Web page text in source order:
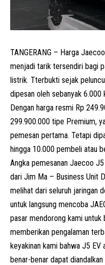
TANGERANG – Harga
menjadi tarik tersendiri bagi
listrik. Tterbukti sejak
dipesan oleh sebanyak 6.000
Dengan harga resmi Rp
299.900.000 tipe Premium,
pemesan pertama. Tetapi
hingga 10.000 pembeli atau
Angka pemesanan Jaecoo
dari Jim Ma – Business Unit
melihat dari seluruh jaringan
untuk langsung mencoba
pasar mendorong kami
memberikan pengalaman
keyakinan kami bahwa J5 EV
benar-benar dapat